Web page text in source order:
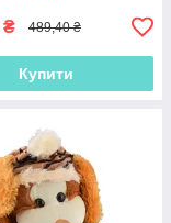
₴ 489,40 ₴
Купити